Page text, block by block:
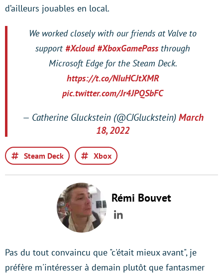
d’ailleurs jouables en local.
We worked closely with our friends at Valve to
support #Xcloud #XboxGamePass through
Microsoft Edge for the Steam Deck.
https://t.co/NIuHCJtXMR
pic.twitter.com/Jr4JPQSbFC
— Catherine Gluckstein (@CJGluckstein) March
18, 2022
Steam Deck Xbox
Rémi Bouvet
LinkedIn
Pas du tout convaincu que "c'était mieux avant", je
préfère m'intéresser à demain plutôt que fantasmer